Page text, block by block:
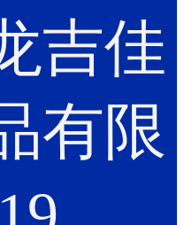
吉佳
有限